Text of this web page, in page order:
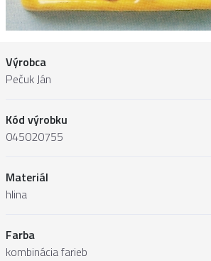
Výrobca
Pečuk Ján
Kód výrobku
045020755
Materiál
hlina
Farba
kombinácia farieb